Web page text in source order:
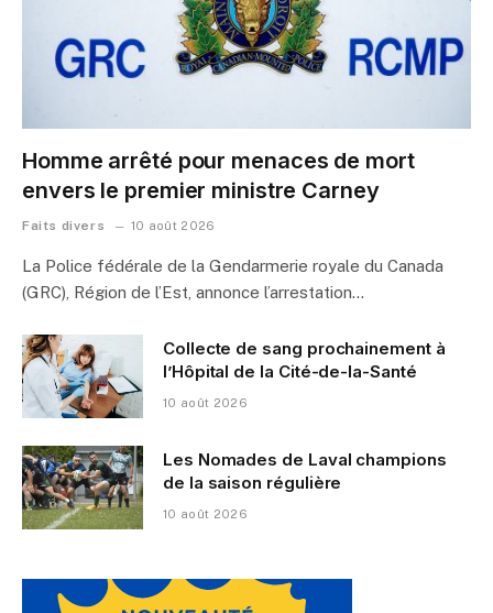
Homme arrêté pour menaces de mort
envers le premier ministre Carney
Faits divers 10 août 2026
La Police fédérale de la Gendarmerie royale du Canada
(GRC), Région de l’Est, annonce l’arrestation…
Collecte de sang prochainement à
l’Hôpital de la Cité-de-la-Santé
10 août 2026
Les Nomades de Laval champions
de la saison régulière
10 août 2026